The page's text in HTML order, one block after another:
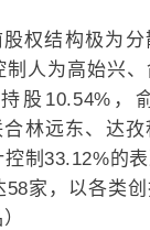
权结构极为
制人为高始兴
股10.54%，
林远东、达
制33.12%的
家，以各类创